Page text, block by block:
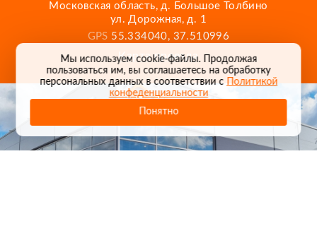
Московская область, д. Большое Толбино
ул. Дорожная, д. 1
GPS 55.334040, 37.510996
Карта проезда
Мы используем cookie-файлы. Продолжая
пользоваться им, вы соглашаетесь на обработку
персональных данных в соответствии сПолитикой
конфеденциальности
Понятно